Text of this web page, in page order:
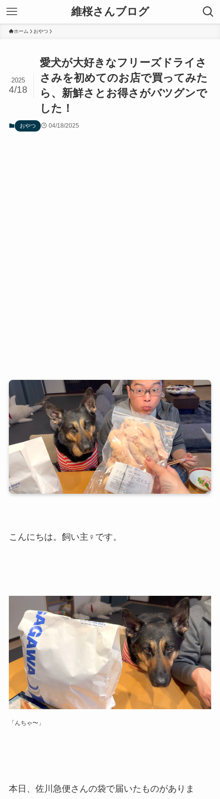
維桜さんブログ
ホーム おやつ
愛犬が大好きなフリーズドライさ
さみを初めてのお店で買ってみた
ら、新鮮さとお得さがバツグンで
した！
2025
4/18
おやつ 04/18/2025
こんにちは。飼い主♀です。
「んちゃ〜」
本日、佐川急便さんの袋で届いたものがありま